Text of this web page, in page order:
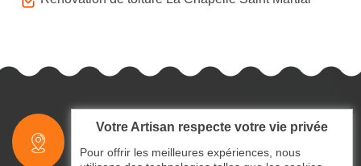
Votre Artisan respecte votre vie privée
Pour offrir les meilleures expériences, nous